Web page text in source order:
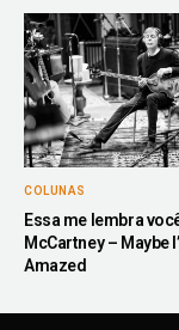
COLUNAS
Essa me lembra
McCartney – Maybe
Amazed